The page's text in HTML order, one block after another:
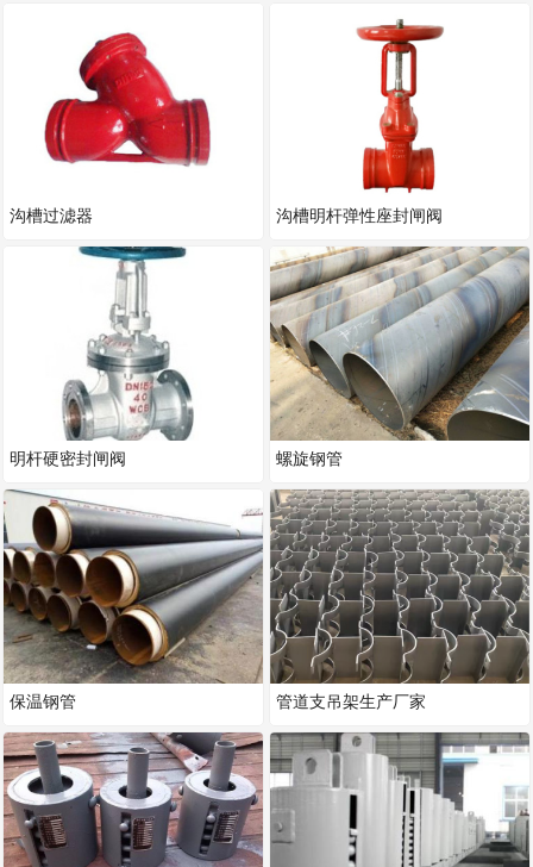
沟槽过滤器
明杆硬密封闸阀
保温钢管
沟槽明杆弹性座封闸阀
螺旋钢管
管道支吊架生产厂家